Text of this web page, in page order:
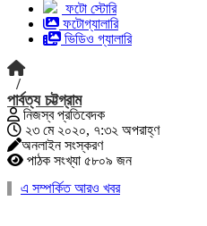
ফটো স্টোরি
ফটোগ্যালারি
ভিডিও গ্যালারি
/
পার্বত্য চট্টগ্রাম
নিজস্ব প্রতিবেদক
২৩ মে ২০২০, ৭:৩২ অপরাহ্ণ
অনলাইন সংস্করণ
পাঠক সংখ্যা ৫৮০৯ জন
এ সম্পর্কিত আরও খবর